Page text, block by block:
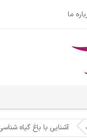
ما
آشنایی با باغ گیاه